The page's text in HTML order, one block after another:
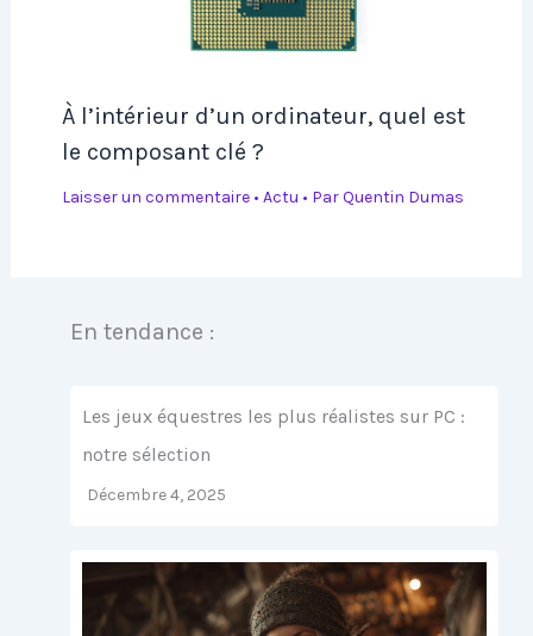
À l’intérieur d’un ordinateur, quel est
le composant clé ?
Laisser un commentaire • Actu • ParQuentin Dumas
En tendance :
Les jeux équestres les plus réalistes sur PC :
notre sélection
Décembre 4, 2025